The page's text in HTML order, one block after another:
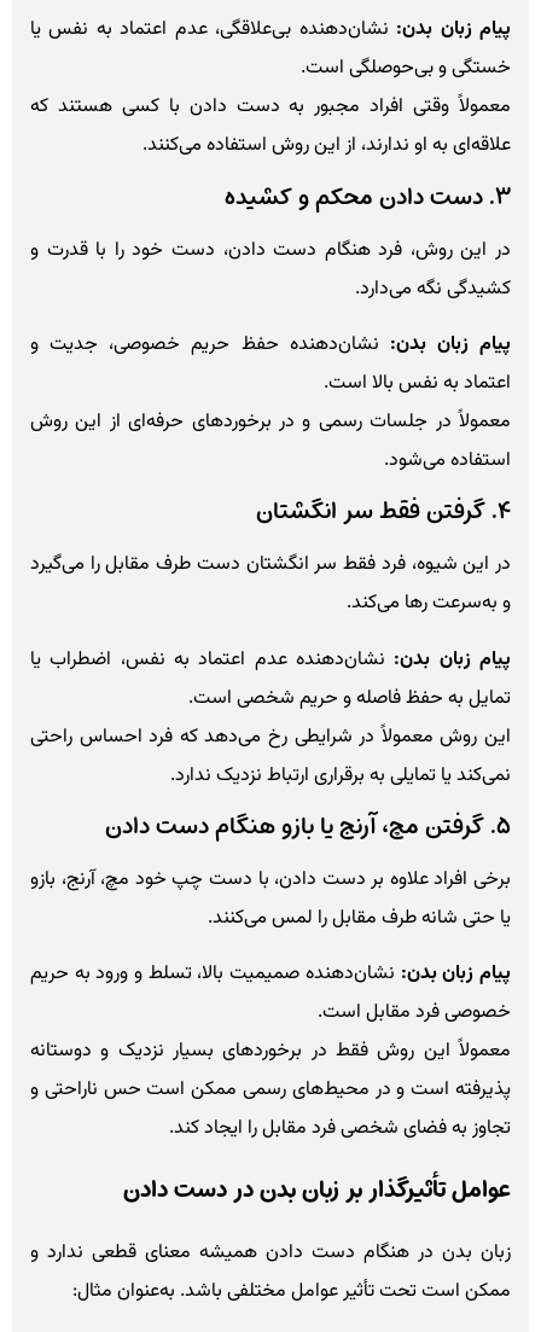
پیام زبان بدن: نشان‌دهنده بی‌علاقگی، عدم اعتماد به نفس یا
خستگی و بی‌حوصلگی است.
معمولاً وقتی افراد مجبور به دست دادن با کسی هستند که
علاقه‌ای به او ندارند، از این روش استفاده می‌کنند.
۳. دست دادن محکم و کشیده
در این روش، فرد هنگام دست دادن، دست خود را با قدرت و
کشیدگی نگه می‌دارد.
پیام زبان بدن: نشان‌دهنده حفظ حریم خصوصی، جدیت و
اعتماد به نفس بالا است.
معمولاً در جلسات رسمی و در برخوردهای حرفه‌ای از این روش
استفاده می‌شود.
۴. گرفتن فقط سر انگشتان
در این شیوه، فرد فقط سر انگشتان دست طرف مقابل را می‌گیرد
و به‌سرعت رها می‌کند.
پیام زبان بدن: نشان‌دهنده عدم اعتماد به نفس، اضطراب یا
تمایل به حفظ فاصله و حریم شخصی است.
این روش معمولاً در شرایطی رخ می‌دهد که فرد احساس راحتی
نمی‌کند یا تمایلی به برقراری ارتباط نزدیک ندارد.
۵. گرفتن مچ، آرنج یا بازو هنگام دست دادن
برخی افراد علاوه بر دست دادن، با دست چپ خود مچ، آرنج، بازو
یا حتی شانه طرف مقابل را لمس می‌کنند.
پیام زبان بدن: نشان‌دهنده صمیمیت بالا، تسلط و ورود به حریم
خصوصی فرد مقابل است.
معمولاً این روش فقط در برخوردهای بسیار نزدیک و دوستانه
پذیرفته است و در محیط‌های رسمی ممکن است حس ناراحتی و
تجاوز به فضای شخصی فرد مقابل را ایجاد کند.
عوامل تأثیرگذار بر زبان بدن در دست دادن
زبان بدن در هنگام دست دادن همیشه معنای قطعی ندارد و
ممکن است تحت تأثیر عوامل مختلفی باشد. به‌عنوان مثال: